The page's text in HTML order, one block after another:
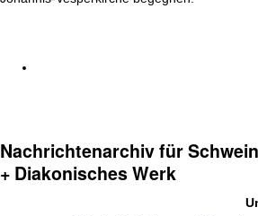
Nachrichtenarchiv für
+ Diakonisches Werk